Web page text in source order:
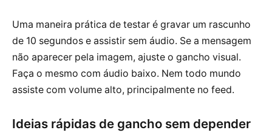
Uma maneira prática de testar é gravar um rascunho
de 10 segundos e assistir sem áudio. Se a mensagem
não aparecer pela imagem, ajuste o gancho visual.
Faça o mesmo com áudio baixo. Nem todo mundo
assiste com volume alto, principalmente no feed.
Ideias rápidas de gancho sem depender